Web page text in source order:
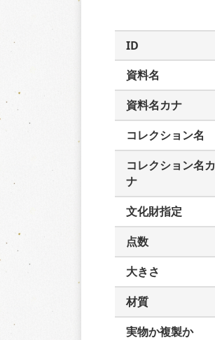
ID
資料名
資料名カナ
コレクション名
コレクション名カ
ナ
文化財指定
点数
大きさ
材質
実物か複製か